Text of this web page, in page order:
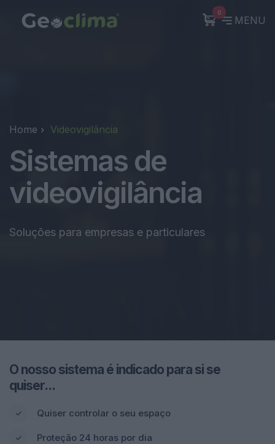
0
MENU
Home Videovigilância
Sistemas de
videovigilância
Soluções para empresas e particulares
O nosso sistema é indicado para si se
quiser...
Quiser controlar o seu espaço
Proteção 24 horas por dia